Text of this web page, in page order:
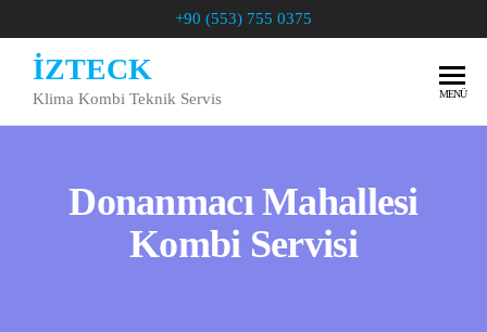
+90 (553) 755 0375
İZTECK
Klima Kombi Teknik Servis MENÜ
Donanmacı Mahallesi
Kombi Servisi